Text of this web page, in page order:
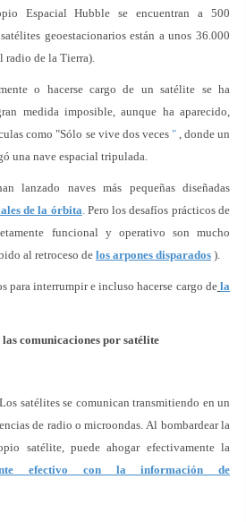
Espacial Hubble se encuentran a 500
geoestacionarios están a unos 36.000
radio de la Tierra).
o hacerse cargo de un satélite se ha
medida imposible, aunque ha aparecido,
como "Sólo se vive dos veces ", donde un
una nave espacial tripulada.
lanzado naves más pequeñas diseñadas
de la órbita. Pero los desafíos prácticos de
funcional y operativo son mucho
al retroceso de los arpones disparados ).
para interrumpir e incluso hacerse cargo de la
comunicaciones por satélite
satélites se comunican transmitiendo en un
de radio o microondas. Al bombardear la
satélite, puede ahogar efectivamente la
efectivo con la información de